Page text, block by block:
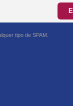
tipo de SPAM.